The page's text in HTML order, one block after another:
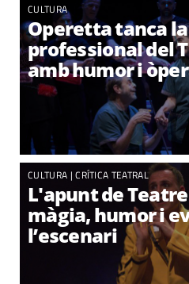
CULTURA
Operetta tanca
professional del
amb humor i
CULTURA | CRÍTICA TEATRAL
L'apunt de Teatre
màgia, humor i
l’escenari